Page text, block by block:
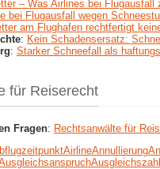
– Was Airlines bei Flugausfall
bei Flugausfall wegen
am Flughafen rechtfertigt
: Kein Schadensersatz:
: Starker Schneefall als
für Reiserecht
Fragen: Rechtsanwälte für
AirlineAnnullierung